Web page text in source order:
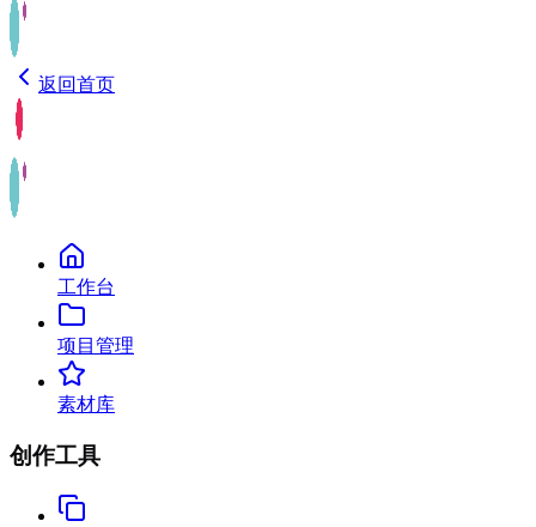
返回首页
工作台
项目管理
素材库
创作工具